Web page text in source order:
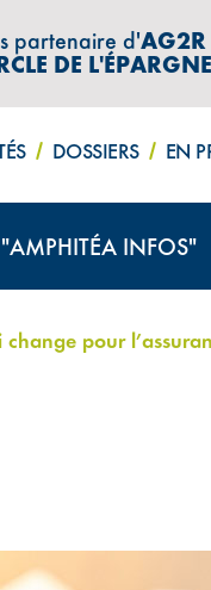
partenaire d'AG2R
DE L'ÉPARGNE
DOSSIERS EN
INFOS"
pour